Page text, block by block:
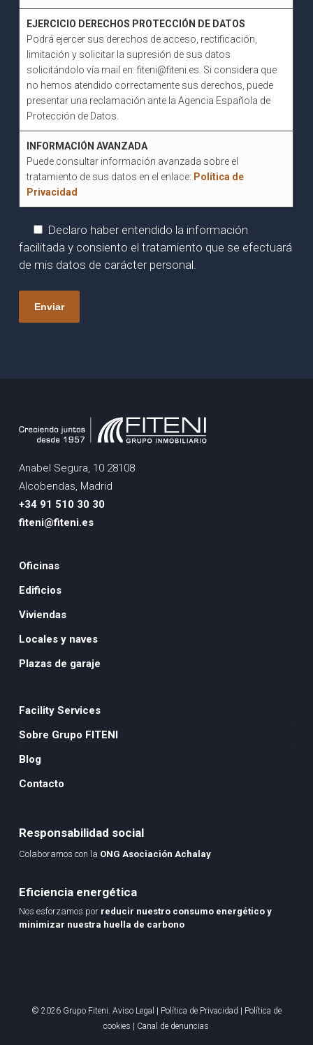
EJERCICIO DERECHOS PROTECCIÓN DE DATOS
Podrá ejercer sus derechos de acceso, rectificación,
limitación y solicitar la supresión de sus datos
solicitándolo vía mail en: fiteni@fiteni.es. Si considera que
no hemos atendido correctamente sus derechos, puede
presentar una reclamación ante la Agencia Española de
Protección de Datos.
INFORMACIÓN AVANZADA
Puede consultar información avanzada sobre el
tratamiento de sus datos en el enlace: Política de
Privacidad
Declaro haber entendido la información
facilitada y consiento el tratamiento que se efectuará
de mis datos de carácter personal.
Anabel Segura, 10 28108
Alcobendas, Madrid
+34 91 510 30 30
fiteni@fiteni.es
Oficinas
Edificios
Viviendas
Locales y naves
Plazas de garaje
Facility Services
Sobre Grupo FITENI
Blog
Contacto
Responsabilidad social
Colaboramos con la ONG Asociación Achalay
Eficiencia energética
Nos esforzamos por reducir nuestro consumo energético y
minimizar nuestra huella de carbono
© 2026 Grupo Fiteni. Aviso Legal Política de Privacidad
Política de
cookies
Canal de denuncias